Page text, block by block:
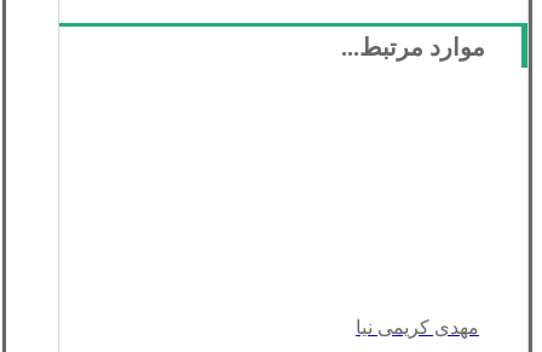
موارد مرتبط...
مهدی کریمی نیا